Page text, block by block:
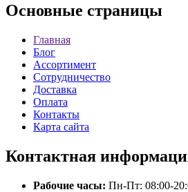
Основные страницы
Главная
Блог
Ассортимент
Сотрудничество
Доставка
Оплата
Контакты
Карта сайта
Контактная
Рабочие часы: Пн-Пт: 08:00-